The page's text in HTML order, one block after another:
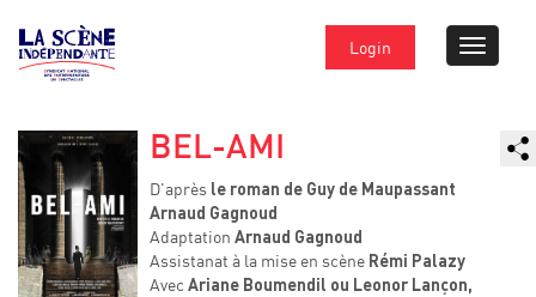
Login
BEL-AMI
D'après le roman de Guy de Maupassant
Arnaud Gagnoud
Adaptation Arnaud Gagnoud
Assistanat à la mise en scène Rémi Palazy
Avec Ariane Boumendil ou Leonor Lançon,